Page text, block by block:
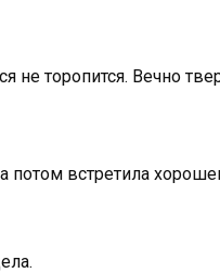
торопится. Вечно
встретила